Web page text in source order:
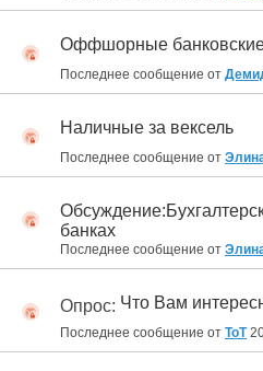
Оффшорные банковские
Последнее сообщение от
Наличные за вексель
Последнее сообщение от
банках
Последнее сообщение от
Опрос: Что Вам
Последнее сообщение от ToT